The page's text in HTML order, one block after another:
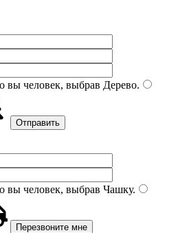
вы человек, выбрав Дерево.
вы человек, выбрав Чашку.